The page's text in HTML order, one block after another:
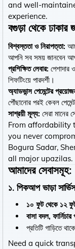
and well-
experience.
বগুড়া থেকে ঢাকার
বিশ্বস্ততা ও নিরাপত্তা:
আপনি সব সময় জানবেন
প্রশিক্ষিত লেবার: পেশাদার
শিফটিংয়ে পারদর্শী।
অ্যাডভান্স পেমেন্টের
পৌঁছানোর পরই কেবল
সাশ্রয়ী মূল্য: সেরা মানের
From affordability
you never
Bogura Sadar,
all major upazilas.
আমাদের সেবাসমূহ:
১. পিকআপ ভাড়া
১০ ফুট থেকে ১২
বাসা বদল,
প্রতিটি গাড়িতে
Need a quick